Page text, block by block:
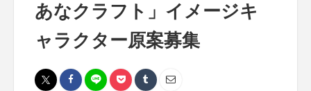
あなクラフト」イメージキ
ャラクター原案募集